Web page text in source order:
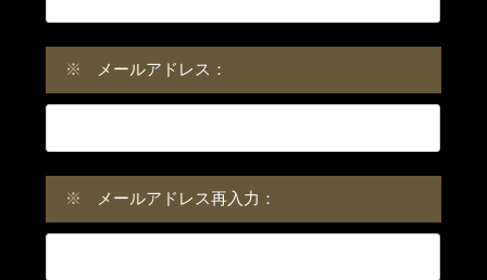
※ メールアドレス：
※ メールアドレス再入力：